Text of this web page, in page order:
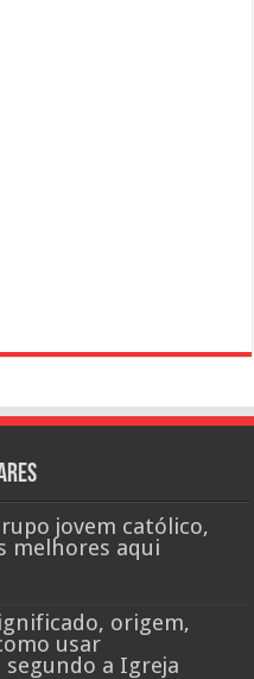
jovem católico,
melhores aqui
origem,
usar
a Igreja